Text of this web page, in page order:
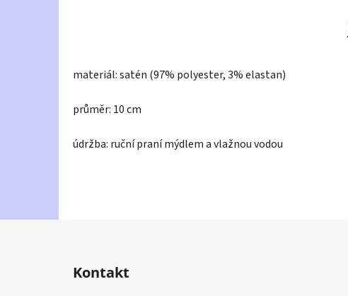
materiál: satén (97% polyester, 3% elastan)
průměr: 10 cm
údržba: ruční praní mýdlem a vlažnou vodou
Kontakt